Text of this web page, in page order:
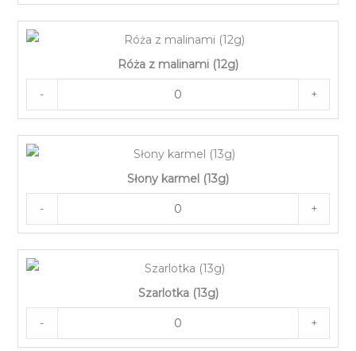
Róża z malinami (12g)
- +
Słony karmel (13g)
- +
Szarlotka (13g)
- +